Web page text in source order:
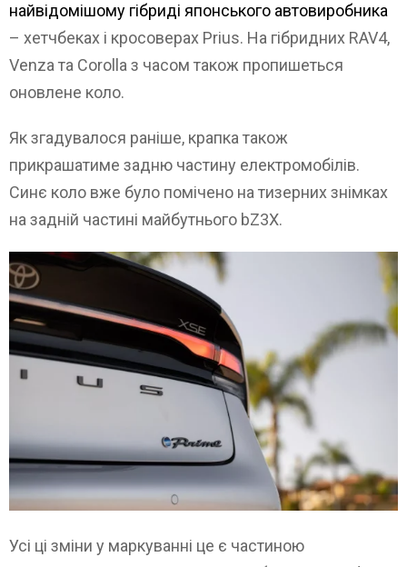
найвідомішому гібриді японського автовиробника
– хетчбеках і кросоверах Prius. На гібридних RAV4,
Venza та Corolla з часом також пропишеться
оновлене коло.
Як згадувалося раніше, крапка також
прикрашатиме задню частину електромобілів.
Синє коло вже було помічено на тизерних знімках
на задній частині майбутнього bZ3X.
Усі ці зміни у маркуванні це є частиною